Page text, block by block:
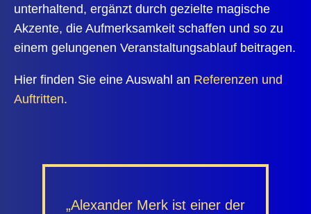
unterhaltend, ergänzt durch gezielte magische
Akzente, die Aufmerksamkeit schaffen und so zu
einem gelungenen Veranstaltungsablauf beitragen.
Hier finden Sie eine Auswahl an Referenzen und
Auftritten.
„Alexander Merk ist einer der